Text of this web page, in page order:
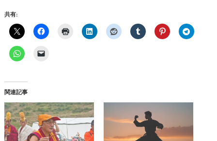
共有:
関連記事